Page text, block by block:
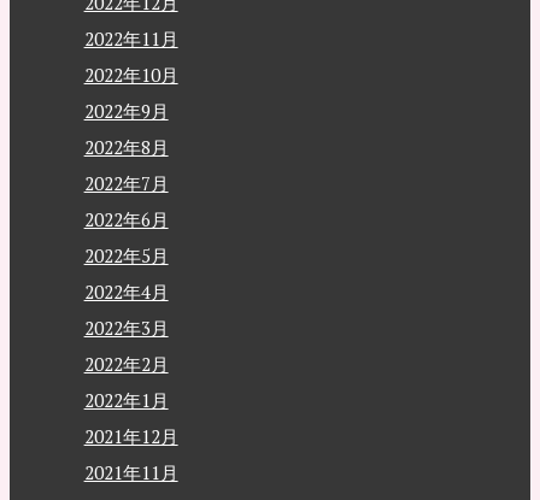
2022年11月
2022年10月
2022年9月
2022年8月
2022年7月
2022年6月
2022年5月
2022年4月
2022年3月
2022年2月
2022年1月
2021年12月
2021年11月